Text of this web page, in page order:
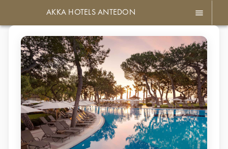
AKKA HOTELS ANTEDON menu